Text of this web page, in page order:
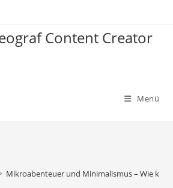
Content Creator
Menü
Mikroabenteuer und Minimalismus – Wie